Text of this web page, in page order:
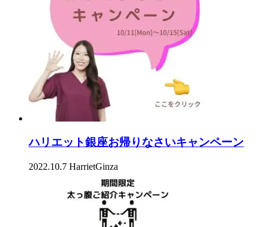
ハリエット銀座お帰りなさいキャンペーン
2022.10.7 HarrietGinza